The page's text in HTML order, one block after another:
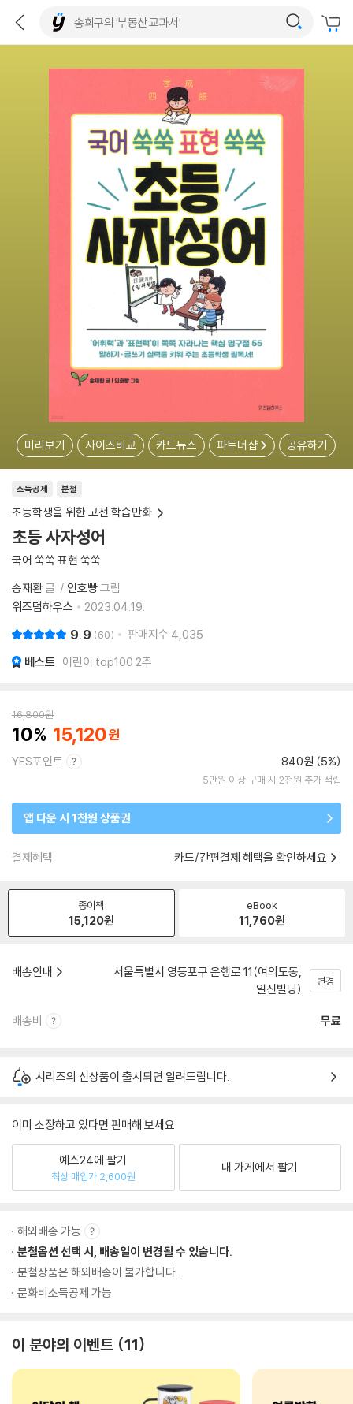
미리보기 사이즈비교 카드뉴스 파트너샵 공유하기
소득공제 분철
초등학생을 위한 고전 학습만화
초등 사자성어
국어 쑥쑥 표현 쑥쑥
송재환글 인호빵그림
위즈덤하우스
2023.04.19.
9.9 60 판매지수 4,035
베스트 어린이 top100 2주
16,800원
10 15,120
YES포인트 840원 (5%)
5만원 이상 구매 시 2천원 추가 적립
앱 다운 시 1천원 상품권
결제혜택 카드/간편결제 혜택을 확인하세요
종이책
15,120원
eBook
11,760원
배송안내
서울특별시 영등포구 은행로 11(여의도동,
일신빌딩)
변경
배송비 무료
시리즈의 신상품이 출시되면 알려드립니다.
이미 소장하고 있다면 판매해 보세요.
예스24에 팔기
최상 매입가 2,600원
내 가게에서 팔기
해외배송 가능
분철옵션 선택 시, 배송일이 변경될 수 있습니다.
분철상품은 해외배송이 불가합니다.
문화비소득공제 가능
이 분야의 이벤트 11